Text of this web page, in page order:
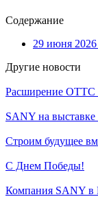
Содержание
29 июня 2026
Другие новости
Расширение ОТТС
SANY на
Строим будущее
С Днем Победы!
Компания SANY в